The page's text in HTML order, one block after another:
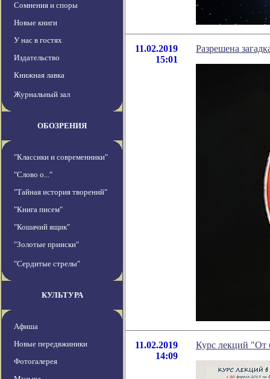
Сомнения и споры
Новые книги
У нас в гостях
Издательство
Книжная лавка
Журнальный зал
ОБОЗРЕНИЯ
"Классики и современники"
"Слово о..."
"Тайная история творений"
"Книга писем"
"Кошачий ящик"
"Золотые прииски"
"Сердитые стрелы"
КУЛЬТУРА
Афиша
Новые передвжиники
Фотогалерея
11.02.2019
15:01
Разрешена
11.02.2019
14:09
Курс лекций "От